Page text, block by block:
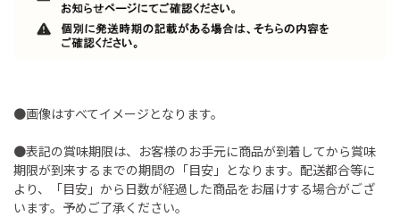
●画像はすべてイメージとなります。
●表記の賞味期限は、お客様のお手元に商品が到着してから賞味
期限が到来するまでの期間の「目安」となります。配送都合等に
より、「目安」から日数が経過した商品をお届けする場合がござ
います。予めご了承ください。